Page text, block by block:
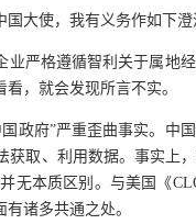
大使，我有义务作如下澄
严格遵循智利关于属地
，就会发现所言不实。
政府”严重歪曲事实。中
取、利用数据。事实上
无本质区别。与美国《
诸多共通之处。